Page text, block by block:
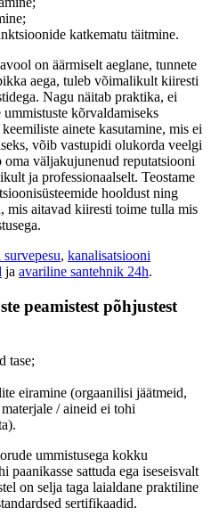
katkematu täitmine.
on äärmiselt aeglane, tunnete
aega, tuleb võimalikult kiiresti
Nagu näitab praktika, ei
ummistuste kõrvaldamiseks
ainete kasutamine, mis ei
võib vastupidi olukorda veelgi
väljakujunenud reputatsiooni
ja professionaalselt. Teostame
hooldust ning
mis aitavad kiiresti toime tulla mis
, kanalisatsiooni
ja avariline santehnik 24h.
peamistest põhjustest
tase;
eiramine (orgaanilisi jäätmeid,
/ aineid ei tohi
ummistusega kokku
sattuda ega iseseisvalt
on selja taga laialdane praktiline
sertifikaadid.